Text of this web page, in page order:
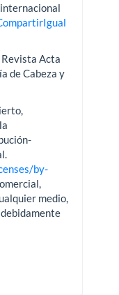
Acta
de Cabeza y
by-
medio,